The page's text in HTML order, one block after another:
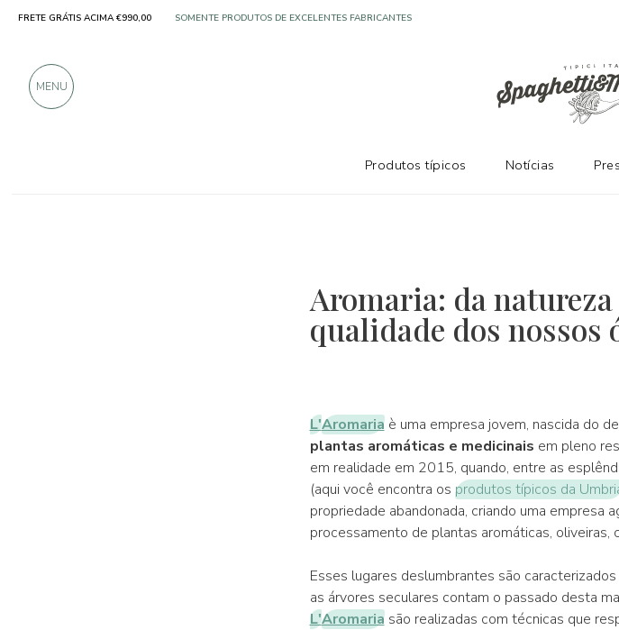
Aromaria: da
qualidade dos nossos
L'Aromariaè uma empresa jovem, nascida do
plantas aromáticas e medicinais em pleno
em realidade em 2015, quando, entre as
(aqui você encontra os produtos típicos da
propriedade abandonada, criando uma empresa
processamento de plantas aromáticas, oliveiras,
Esses lugares deslumbrantes são
as árvores seculares contam o passado desta
L'Aromariasão realizadas com técnicas que
FRETE GRÁTIS ACIMA €990,00 SOMENTE PRODUTOS DE EXCELENTES FABRICANTES
MENU
Produtos típicos Notícias